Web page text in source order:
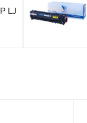
LJ